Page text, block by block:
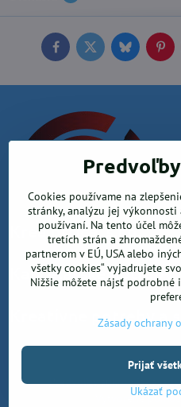
FacebookTwitterBluesky
Krea office, s.r.o.
Kancelárske potreby
Kreatívne potreby a
©2026
Predvoľby súkromia
Vytvorené
Cookies používame na
stránky, analýzu jej
používaní. Na tento účel
tretích strán a
partnerom v EÚ, USA alebo
všetky cookies“ vyjadrujete
Nižšie môžete nájsť
Zásady ochrany
Ukázať
Prijať